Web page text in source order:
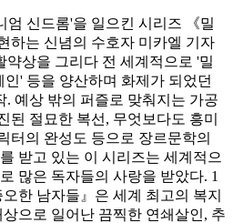
엄 신드롬'을 일으킨 시리즈 《밀
하는 신념의 수호자 미카엘 기자
약상을 그리다 전 세계적으로 '밀
' 등을 양산하며 화제가 되었던
. 예상 밖의 퍼즐로 맞춰지는 가공
된 절묘한 복선, 무엇보다도 흥미
터의 완성도 등으로 장르문학의
받고 있는 이 시리즈는 세계적으
많은 독자들의 사랑을 받았다. 1
한 남자들』은 세계 최고의 복지
으로 일어난 끔찍한 연쇄살인, 추